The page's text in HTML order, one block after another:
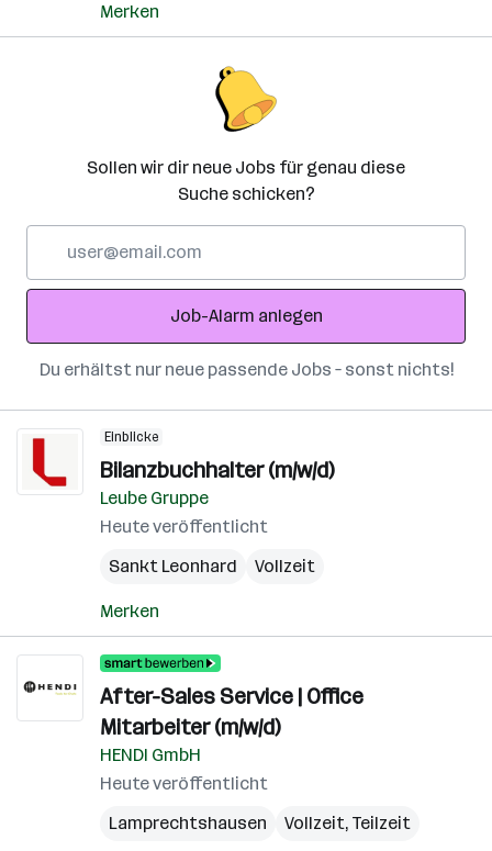
Merken
Sollen wir dir neue Jobs für genau diese
Suche schicken?
Adresse
Job-Alarm anlegen
Du erhältst nur neue passende Jobs – sonst nichts!
Einblicke
Bilanzbuchhalter (m/w/d)
Leube Gruppe
Heute veröffentlicht
Sankt Leonhard
Vollzeit
Merken
After-Sales Service | Office
Mitarbeiter (m/w/d)
HENDI GmbH
Heute veröffentlicht
Lamprechtshausen
Vollzeit, Teilzeit